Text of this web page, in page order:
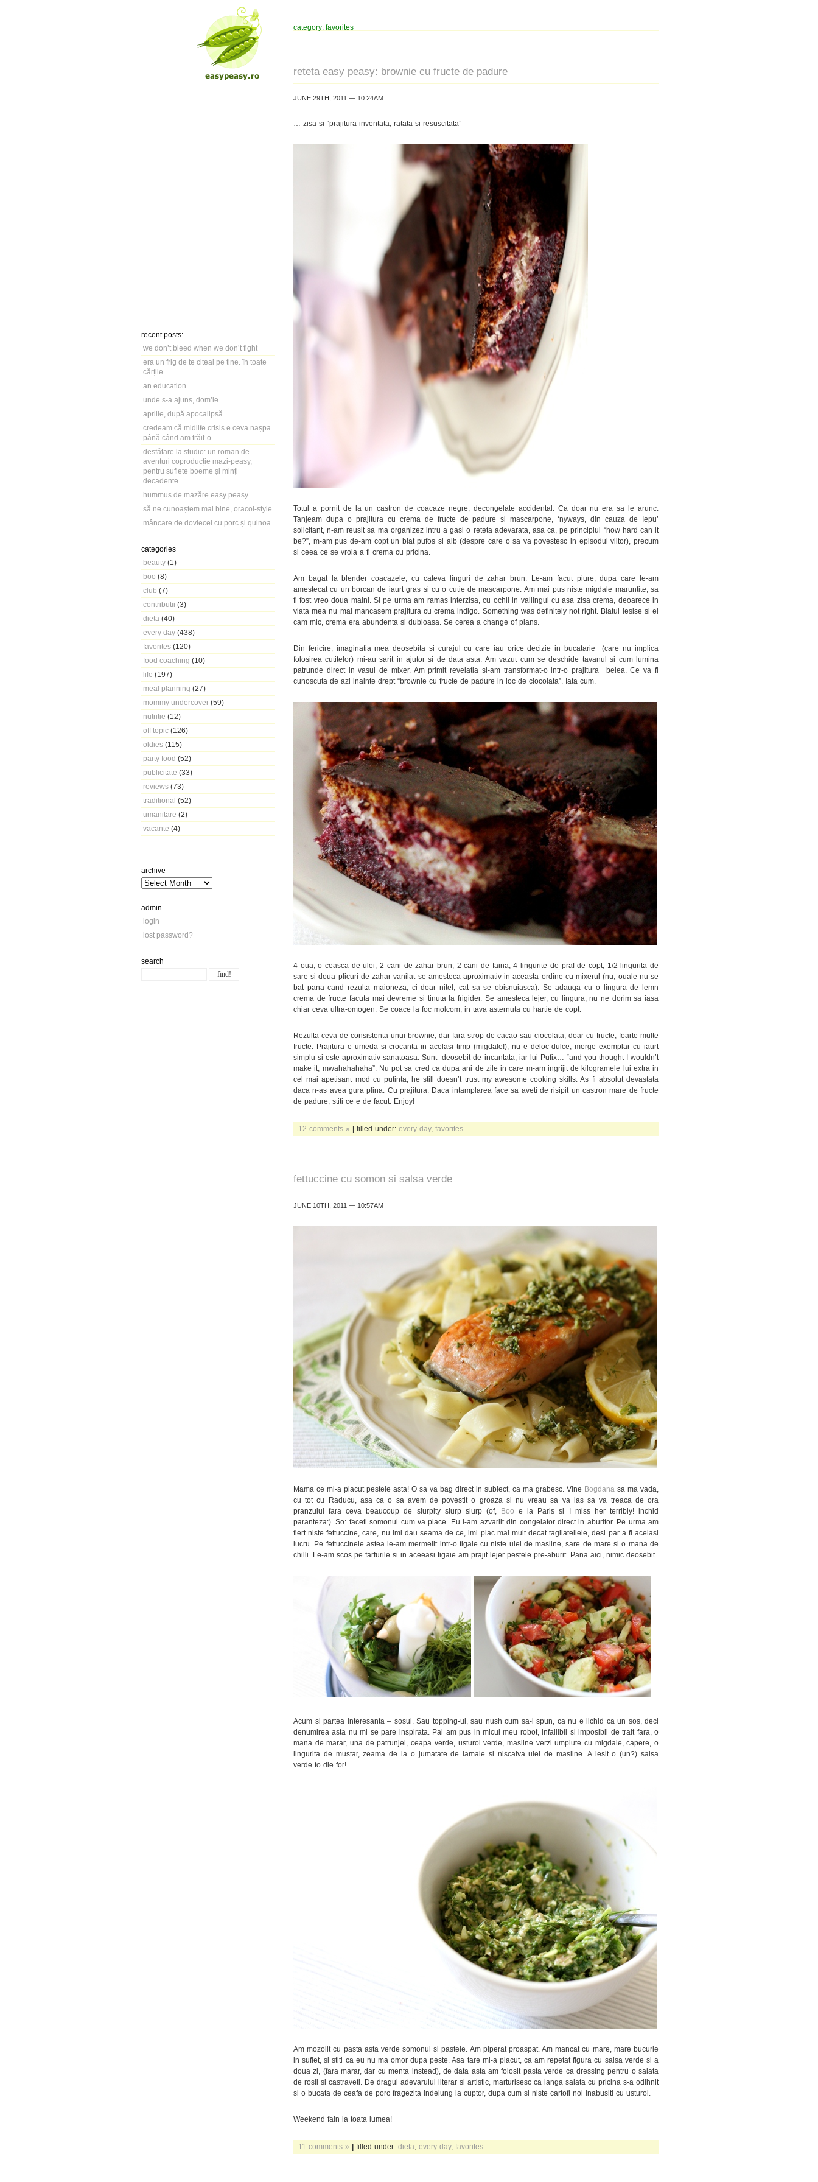
recent posts:
we don’t bleed when we don’t fight
era un frig de te citeai pe tine. în toate
cărțile.
an education
unde s-a ajuns, dom’le
aprilie, după apocalipsă
credeam că midlife crisis e ceva nașpa.
până când am trăit-o.
desfătare la studio: un roman de
aventuri coproducție mazi-peasy,
pentru suflete boeme și minți
decadente
hummus de mazăre easy peasy
să ne cunoaștem mai bine, oracol-style
mâncare de dovlecei cu porc și quinoa
categories
beauty (1)
boo (8)
club (7)
contributii (3)
dieta (40)
every day (438)
favorites (120)
food coaching (10)
life (197)
meal planning (27)
mommy undercover (59)
nutritie (12)
off topic (126)
oldies (115)
party food (52)
publicitate (33)
reviews (73)
traditional (52)
umanitare (2)
vacante (4)
archive
admin
login
lost password?
search
category: favorites
reteta easy peasy: brownie cu fructe de padure
JUNE 29TH, 2011 — 10:24AM
… zisa si “prajitura inventata, ratata si resuscitata”
Totul a pornit de la un castron de coacaze negre, decongelate accidental. Ca doar nu era sa le arunc.
Tanjeam dupa o prajitura cu crema de fructe de padure si mascarpone, ‘nyways, din cauza de Iepu’
solicitant, n-am reusit sa ma organizez intru a gasi o reteta adevarata, asa ca, pe principiul “how hard can it
be?”, m-am pus de-am copt un blat pufos si alb (despre care o sa va povestesc in episodul viitor), precum
si ceea ce se vroia a fi crema cu pricina.
Am bagat la blender coacazele, cu cateva linguri de zahar brun. Le-am facut piure, dupa care le-am
amestecat cu un borcan de iaurt gras si cu o cutie de mascarpone. Am mai pus niste migdale maruntite, sa
fi fost vreo doua maini. Si pe urma am ramas interzisa, cu ochii in vailingul cu asa zisa crema, deoarece in
viata mea nu mai mancasem prajitura cu crema indigo. Something was definitely not right. Blatul iesise si el
cam mic, crema era abundenta si dubioasa. Se cerea a change of plans.
Din fericire, imaginatia mea deosebita si curajul cu care iau orice decizie in bucatarie (care nu implica
folosirea cutitelor) mi-au sarit in ajutor si de data asta. Am vazut cum se deschide tavanul si cum lumina
patrunde direct in vasul de mixer. Am primit revelatia si-am transformat-o intr-o prajitura belea. Ce va fi
cunoscuta de azi inainte drept “brownie cu fructe de padure in loc de ciocolata”. Iata cum.
4 oua, o ceasca de ulei, 2 cani de zahar brun, 2 cani de faina, 4 lingurite de praf de copt, 1/2 lingurita de
sare si doua plicuri de zahar vanilat se amesteca aproximativ in aceasta ordine cu mixerul (nu, ouale nu se
bat pana cand rezulta maioneza, ci doar nitel, cat sa se obisnuiasca). Se adauga cu o lingura de lemn
crema de fructe facuta mai devreme si tinuta la frigider. Se amesteca lejer, cu lingura, nu ne dorim sa iasa
chiar ceva ultra-omogen. Se coace la foc molcom, in tava asternuta cu hartie de copt.
Rezulta ceva de consistenta unui brownie, dar fara strop de cacao sau ciocolata, doar cu fructe, foarte multe
fructe. Prajitura e umeda si crocanta in acelasi timp (migdale!), nu e deloc dulce, merge exemplar cu iaurt
simplu si este aproximativ sanatoasa. Sunt deosebit de incantata, iar lui Pufix… “and you thought I wouldn’t
make it, mwahahahaha”. Nu pot sa cred ca dupa ani de zile in care m-am ingrijit de kilogramele lui extra in
cel mai apetisant mod cu putinta, he still doesn’t trust my awesome cooking skills. As fi absolut devastata
daca n-as avea gura plina. Cu prajitura. Daca intamplarea face sa aveti de risipit un castron mare de fructe
de padure, stiti ce e de facut. Enjoy!
12 comments » | filled under: every day, favorites
fettuccine cu somon si salsa verde
JUNE 10TH, 2011 — 10:57AM
Mama ce mi-a placut pestele asta! O sa va bag direct in subiect, ca ma grabesc. Vine Bogdana sa ma vada,
cu tot cu Raducu, asa ca o sa avem de povestit o groaza si nu vreau sa va las sa va treaca de ora
pranzului fara ceva beaucoup de slurpity slurp slurp (of, Boo e la Paris si I miss her terribly! inchid
paranteza:). So: faceti somonul cum va place. Eu l-am azvarlit din congelator direct in aburitor. Pe urma am
fiert niste fettuccine, care, nu imi dau seama de ce, imi plac mai mult decat tagliatellele, desi par a fi acelasi
lucru. Pe fettuccinele astea le-am mermelit intr-o tigaie cu niste ulei de masline, sare de mare si o mana de
chilli. Le-am scos pe farfurile si in aceeasi tigaie am prajit lejer pestele pre-aburit. Pana aici, nimic deosebit.
Acum si partea interesanta – sosul. Sau topping-ul, sau nush cum sa-i spun, ca nu e lichid ca un sos, deci
denumirea asta nu mi se pare inspirata. Pai am pus in micul meu robot, infailibil si imposibil de trait fara, o
mana de marar, una de patrunjel, ceapa verde, usturoi verde, masline verzi umplute cu migdale, capere, o
lingurita de mustar, zeama de la o jumatate de lamaie si niscaiva ulei de masline. A iesit o (un?) salsa
verde to die for!
Am mozolit cu pasta asta verde somonul si pastele. Am piperat proaspat. Am mancat cu mare, mare bucurie
in suflet, si stiti ca eu nu ma omor dupa peste. Asa tare mi-a placut, ca am repetat figura cu salsa verde si a
doua zi, (fara marar, dar cu menta instead), de data asta am folosit pasta verde ca dressing pentru o salata
de rosii si castraveti. De dragul adevarului literar si artistic, marturisesc ca langa salata cu pricina s-a odihnit
si o bucata de ceafa de porc fragezita indelung la cuptor, dupa cum si niste cartofi noi inabusiti cu usturoi.
Weekend fain la toata lumea!
11 comments » | filled under: dieta every day, favorites